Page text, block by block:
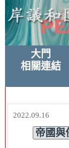
大門
相關連結
2022.09.16
帝國與